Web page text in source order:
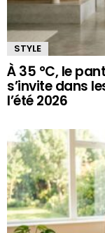
STYLE
À 35 °C, le
s’invite dans
l’été 2026